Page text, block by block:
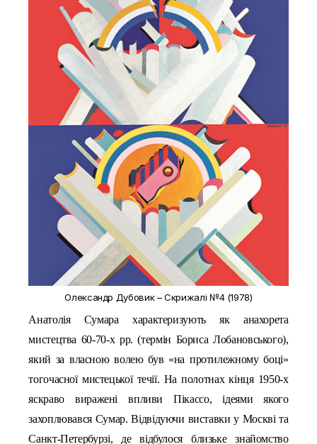
Олександр Дубовик – Скрижалі №4 (1978)
Анатолія Сумара характеризують як анахорета
мистецтва 60-70-х рр. (термін Бориса Лобановського),
який за власною волею був «на протилежному боці»
тогочасної мистецької течії. На полотнах кінця 1950-х
яскраво виражені впливи Пікассо, ідеями якого
захоплювався Сумар.Відвідуючи виставки у Москві та
Санкт-Петербурзі, де відбулося близьке знайомство